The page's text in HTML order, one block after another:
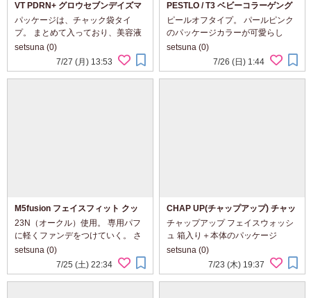
VT PDRN+ グロウセブンデイズマ
スク
パッケージは、チャック袋タイ
プ。 まとめて入っており、美容液
たっぷりでひたひた～。 パッケー
ジカラーは、さわやかな水色系で
私好み。 色からもうるおいやみ
setsuna (0)
7/27 (月) 13:53
PESTLO / T3 ベビーコラーゲング
ローマスク
ピールオフタイプ。 パールピンク
のパッケージカラーが可愛らし
い。 中身は、白くややねっちょり
としたテクスチャー。 すっとのび
て、ピタッとフィットするような
setsuna (0)
7/26 (日) 1:44
M5fusion フェイスフィット クッ
ション ファンデーション
23N（オークル）使用。 専用パフ
に軽くファンデをつけていく。 さ
らっとしたファンデで、すっとな
じんでいく。 パフて軽くとんとん
とたたくように。 ピタッとフィッ
setsuna (0)
7/25 (土) 22:34
CHAP UP(チャップアップ) チャッ
プアップフェイスウォッシュ
チャップアップ フェイスウォッシ
ュ 箱入り＋本体のパッケージ
150g入りなので、たっぷり感がう
れしい。 モスグリーンのチューブ
に、ブラックのロゴデザインやキ
setsuna (0)
7/23 (木) 19:37